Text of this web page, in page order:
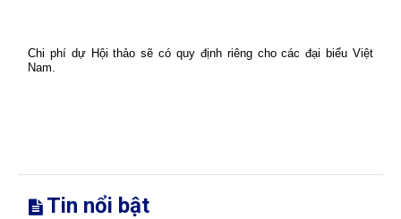
Chi phí dự Hội thảo sẽ có quy định riêng cho các đại biểu Việt
Nam.
Tin nổi bật